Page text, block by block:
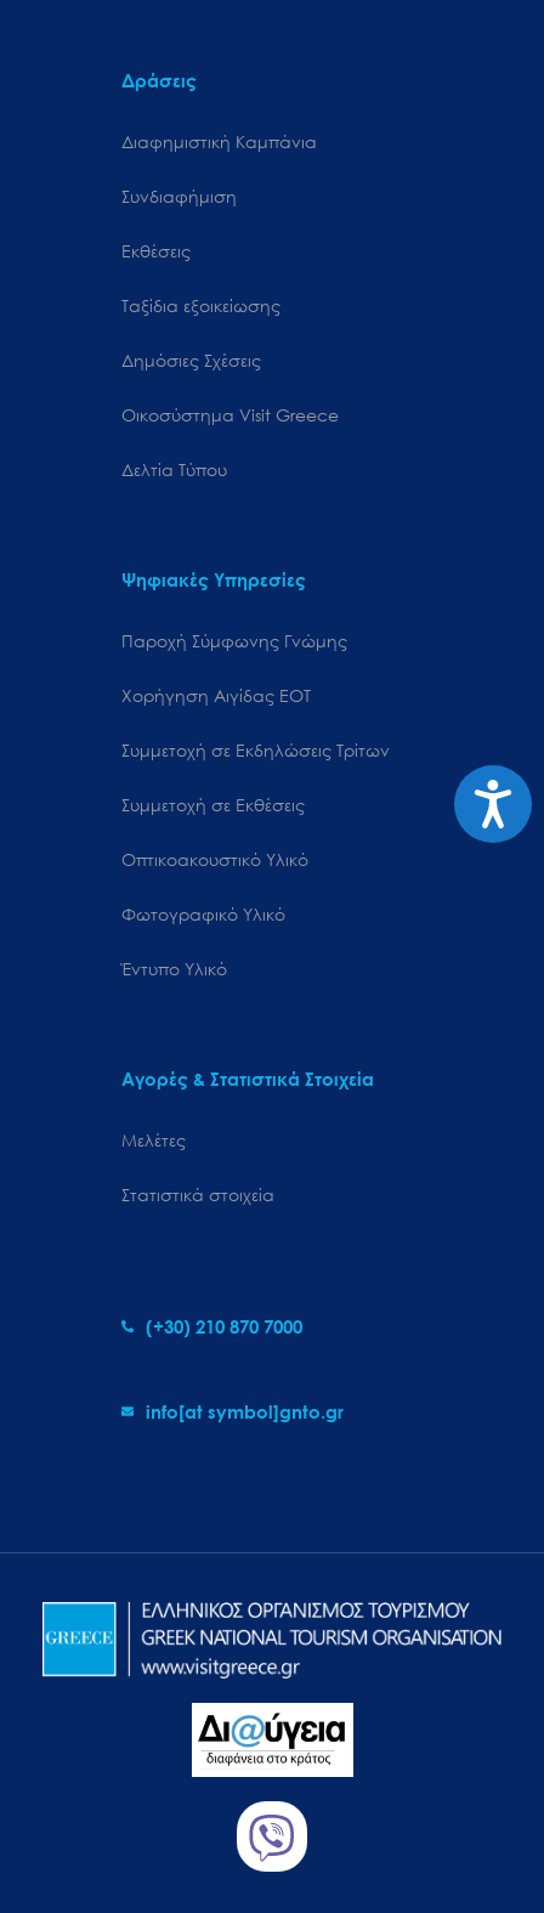
Δράσεις
Διαφημιστική Καμπάνια
Συνδιαφήμιση
Εκθέσεις
Ταξίδια εξοικείωσης
Δημόσιες Σχέσεις
Oικοσύστημα Visit Greece
Δελτία Τύπου
Ψηφιακές Υπηρεσίες
Παροχή Σύμφωνης Γνώμης
Χορήγηση Αιγίδας ΕΟΤ
Συμμετοχή σε Εκδηλώσεις Τρίτων
Συμμετοχή σε Εκθέσεις
Οπτικοακουστικό Υλικό
Φωτογραφικό Υλικό
Έντυπο Υλικό
Αγορές & Στατιστικά Στοιχεία
Μελέτες
Στατιστικά στοιχεία
(+30) 210 870 7000
info[at symbol]gnto.gr